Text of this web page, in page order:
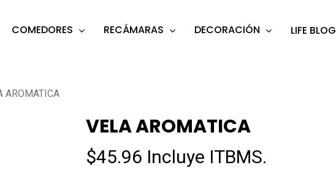
COMEDORES RECÁMARAS DECORACIÓN LIFE BLOG
AROMATICA
VELA AROMATICA
$45.96 Incluye ITBMS.